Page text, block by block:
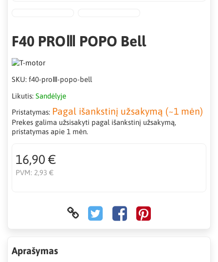
F40 PROⅢ POPO Bell
SKU: f40-proⅢ-popo-bell
Likutis: Sandėlyje
Pristatymas: Pagal išankstinį užsakymą (~1 mėn)
Prekes galima užsisakyti pagal išankstinį užsakymą,
pristatymas apie 1 mėn.
16,90 €
PVM: 2,93 €
Aprašymas